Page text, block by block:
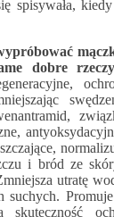
spisywała,
dobre
i bród ze
utratę
suchych.